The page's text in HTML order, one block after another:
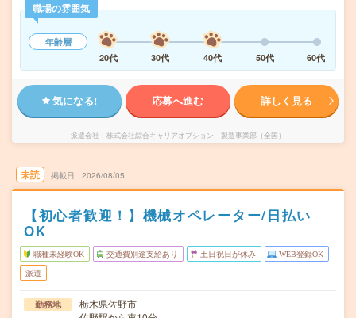
職場の雰囲気
年齢層
20代
30代 40代 50代 60代
気になる! 応募へ進む 詳しく見る
派遣会社 株式会社綜合キャリアオプション 製造事業部（全国）
未読 掲載日 2026/08/05
【初心者歓迎！】機械オペレーター/日払い
OK
職種未経験OK 交通費別途支給あり 土日祝日が休み WEB登録OK
派遣
勤務地
栃木県佐野市